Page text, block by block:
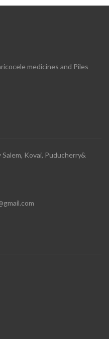
medicines and Piles
Kovai, Puducherry&